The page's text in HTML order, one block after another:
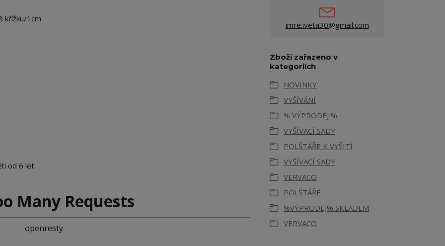
křížku/1cm
od 6 let.
Many Requests
openresty
imre.iveta30@gmail.com
Zboží zařazeno v
kategoriích
NOVINKY
VYŠÍVÁNÍ
% VÝPRODEJ %
VYŠÍVACÍ SADY
POLŠTÁŘE K VYŠITÍ
VYŠÍVACÍ SADY
VERVACO
POLŠTÁŘE
%VÝPRODEJ% SKLADEM
VERVACO